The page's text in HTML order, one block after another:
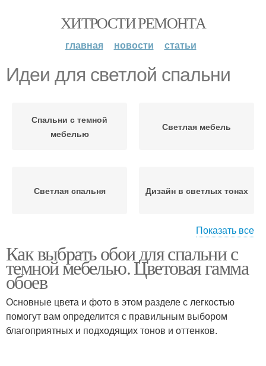
ХИТРОСТИ РЕМОНТА
главная новости статьи
Идеи для светлой спальни
Спальни с темной
мебелью
Светлая мебель
Светлая спальня Дизайн в светлых тонах
Необычные идеи
мебелью
Показать все
Как выбрать обои для спальни с
темной мебелью. Цветовая гамма
обоев
Основные цвета и фото в этом разделе с легкостью
помогут вам определится с правильным выбором
благоприятных и подходящих тонов и оттенков.